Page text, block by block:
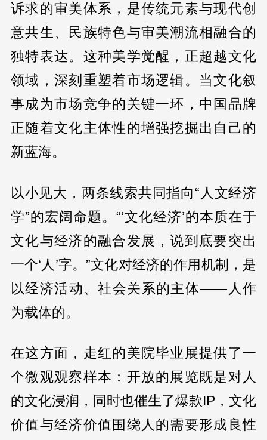
诉求的审美体系，是传统元素与现代创
意共生、民族特色与审美潮流相融合的
独特表达。这种美学觉醒，正超越文化
领域，深刻重塑着市场逻辑。当文化叙
事成为市场竞争的关键一环，中国品牌
正随着文化主体性的增强挖掘出自己的
新蓝海。
以小见大，两条线索共同指向“人文经济
学”的宏阔命题。“‘文化经济’的本质在于
文化与经济的融合发展，说到底要突出
一个‘人’字。”文化对经济的作用机制，是
以经济活动、社会关系的主体——人作
为载体的。
在这方面，走红的美院毕业展提供了一
个微观观察样本：开放的展览既是对人
的文化浸润，同时也催生了爆款IP，文化
价值与经济价值围绕人的需要形成良性